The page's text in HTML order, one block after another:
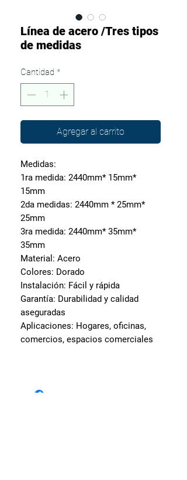
Línea de acero /Tres tipos
de medidas
Cantidad *
Agregar al carrito
Medidas:
1ra medida: 2440mm* 15mm*
15mm
2da medidas: 2440mm * 25mm*
25mm
3ra medida: 2440mm* 35mm*
35mm
Material: Acero
Colores: Dorado
Instalación: Fácil y rápida
Garantía: Durabilidad y calidad
aseguradas
Aplicaciones: Hogares, oficinas,
comercios, espacios comerciales